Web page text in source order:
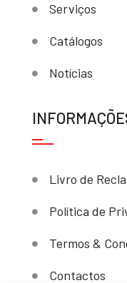
Serviços
Catálogos
Notícias
Livro de
Política de
Termos &
Contactos